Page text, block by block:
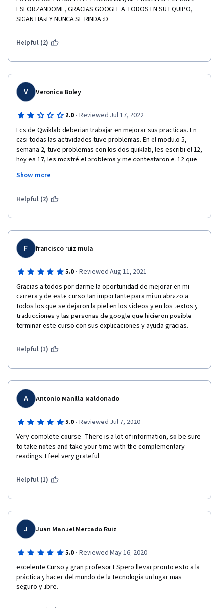
ESFORZANDOME, GRACIAS GOOGLE A TODOS EN SU EQUIPO,
SIGAN HAsI Y NUNCA SE RINDA :D
Helpful (2)
V Veronica Boley
2.0 · Reviewed Jul 17, 2022
Los de Qwiklab deberian trabajar en mejorar sus practicas. En
casi todas las actividades tuve problemas. En el modulo 5,
semana 2, tuve problemas con los dos quiklab, les escribi el 12,
hoy es 17, les mostré el problema y me contestaron el 12 que
veían un error "continuado" y que se ponían a trabajar en
solucionarlo.
qwiklab.
puedo opinar abiertamente sobre lo que me parecen porque
me bloquearían, el curso, y el departamento de IT de qwiklab
todavía no se ha puesto en contacto conmigo.
Este curso, me ha servido de poco. Además de pagar 2 meses,
tener problemas con los módulos 2, 3, 4, 5. Dudo que esto sirva
para trabajar en IT, salvo que tengas la oportunidad de entrar
en Amazon, y que tengas una oportunidad de entrar en el
departamento de IT y crecer desde dentro. Y ya evolucionar.
De lo contrario, sirve de poco.
Show more
Helpful (2)
F francisco ruiz mula
5.0 · Reviewed Aug 11, 2021
Gracias a todos por darme la oportunidad de mejorar en mi
carrera y de este curso tan importante para mi un abrazo a
todos los que se dejaron la piel en los videos y en los textos y
traducciones y las personas de google que hicieron posible
terminar este curso con sus explicaciones y ayuda gracias.
Helpful (1)
A Antonio Manilla Maldonado
5.0 · Reviewed Jul 7, 2020
Very complete course- There is a lot of information, so be sure
to take notes and take your time with the complementary
readings. I feel very grateful
Helpful (1)
J Juan Manuel Mercado Ruiz
5.0 · Reviewed May 16, 2020
excelente Curso y gran profesor ESpero llevar pronto esto a la
práctica y hacer del mundo de la tecnologia un lugar mas
seguro y libre.